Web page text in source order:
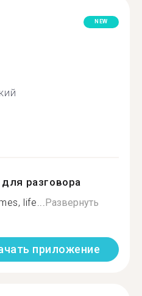
NEW
разговора
life...Развернуть
приложение